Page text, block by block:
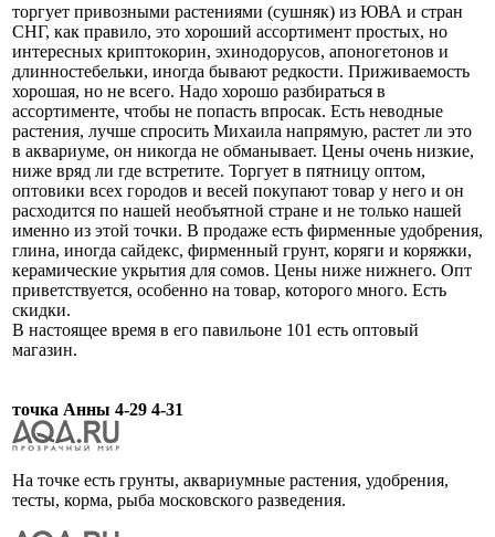
торгует привозными растениями (сушняк) из ЮВА и стран
СНГ, как правило, это хороший ассортимент простых, но
интересных криптокорин, эхинодорусов, апоногетонов и
длинностебельки, иногда бывают редкости. Приживаемость
хорошая, но не всего. Надо хорошо разбираться в
ассортименте, чтобы не попасть впросак. Есть неводные
растения, лучше спросить Михаила напрямую, растет ли это
в аквариуме, он никогда не обманывает. Цены очень низкие,
ниже вряд ли где встретите. Торгует в пятницу оптом,
оптовики всех городов и весей покупают товар у него и он
расходится по нашей необъятной стране и не только нашей
именно из этой точки. В продаже есть фирменные удобрения,
глина, иногда сайдекс, фирменный грунт, коряги и коряжки,
керамические укрытия для сомов. Цены ниже нижнего. Опт
приветствуется, особенно на товар, которого много. Есть
скидки.
В настоящее время в его павильоне 101 есть оптовый
магазин.
точка Анны 4-29 4-31
На точке есть грунты, аквариумные растения, удобрения,
тесты, корма, рыба московского разведения.